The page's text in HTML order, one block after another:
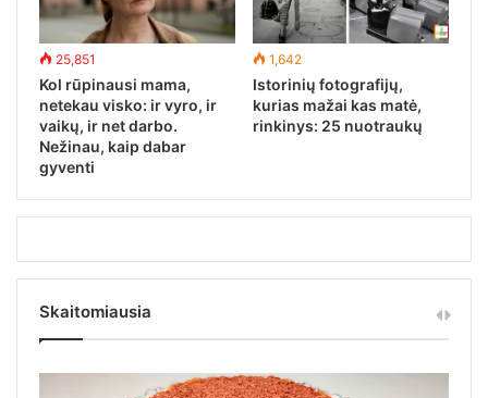
25,851
Kol rūpinausi mama,
netekau visko: ir vyro, ir
vaikų, ir net darbo.
Nežinau, kaip dabar
gyventi
1,642
Istorinių fotografijų,
kurias mažai kas matė,
rinkinys: 25 nuotraukų
Skaitomiausia